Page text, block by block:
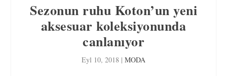
Sezonun ruhu Koton’un yeni
aksesuar koleksiyonunda
canlanıyor
Eyl 10, 2018 | MODA